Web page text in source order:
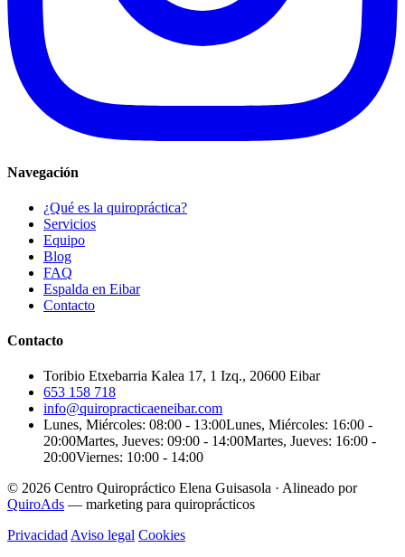
Navegación
¿Qué es la quiropráctica?
Servicios
Equipo
Blog
FAQ
Espalda en Eibar
Contacto
Contacto
Toribio Etxebarria Kalea 17, 1 Izq., 20600 Eibar
653 158 718
info@quiropracticaeneibar.com
Lunes, Miércoles: 08:00 - 13:00Lunes, Miércoles: 16:00 -
20:00Martes, Jueves: 09:00 - 14:00Martes, Jueves: 16:00 -
20:00Viernes: 10:00 - 14:00
© 2026 Centro Quiropráctico Elena Guisasola · Alineado por
QuiroAds — marketing para quiroprácticos
PrivacidadAviso legal Cookies